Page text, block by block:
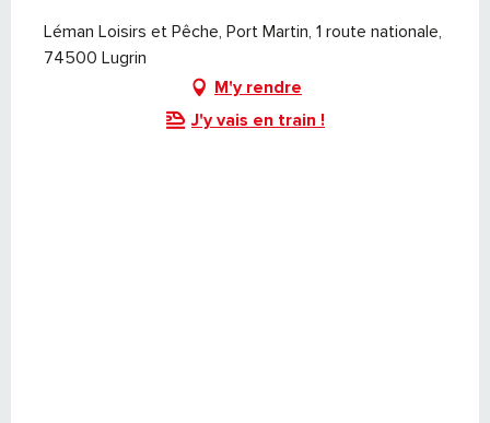
Léman Loisirs et Pêche, Port Martin, 1 route nationale,
74500 Lugrin
M'y rendre
J'y vais en train !